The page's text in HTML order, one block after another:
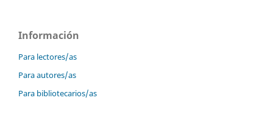
Información
Para lectores/as
Para autores/as
Para bibliotecarios/as